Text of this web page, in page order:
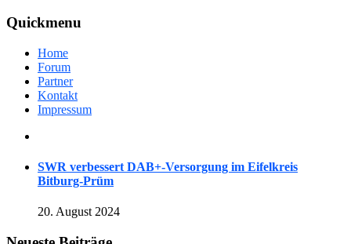
Quickmenu
Home
Forum
Partner
Kontakt
Impressum
SWR verbessert DAB+-Versorgung im Eifelkreis
Bitburg-Prüm
20. August 2024